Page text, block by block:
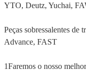
YTO, Deutz, Yuchai,
Peças sobressalentes de
Advance, FAST
1Faremos o nosso